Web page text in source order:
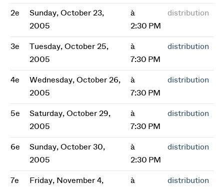
2e
Sunday, October 23,
2005
à
2:30 PM
distribution
3e
Tuesday, October 25,
2005
à
7:30 PM
distribution
4e
Wednesday, October 26,
2005
à
7:30 PM
distribution
5e
Saturday, October 29,
2005
à
7:30 PM
distribution
6e
Sunday, October 30,
2005
à
2:30 PM
distribution
7e
Friday, November 4,
à
distribution